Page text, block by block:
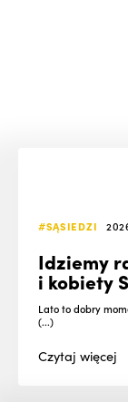
#SĄSIEDZI
Idziemy
i kobiety
Lato to dobry
(...)
Czytajwięcej